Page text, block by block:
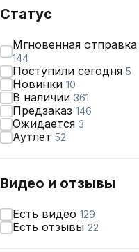
Статус
Мгновенная отправка
144
Поступили сегодня 5
Новинки 10
В наличии 361
Предзаказ 146
Ожидается 3
Аутлет 52
Видео и отзывы
Есть видео 129
Есть отзывы 22